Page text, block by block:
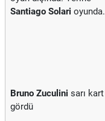
Santiago Solari oyunda.
Bruno Zuculini sarı kart
gördü